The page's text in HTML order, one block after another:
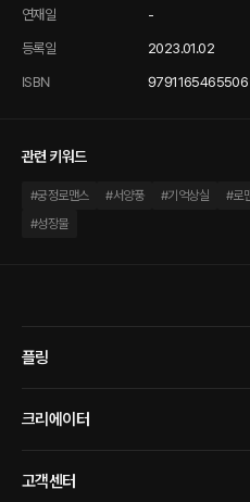
연재일 -
등록일 2023.01.02
ISBN 9791165465506
관련 키워드
#궁정로맨스 #서양풍 #기억상실 #로
#성장물
플링
크리에이터
고객센터